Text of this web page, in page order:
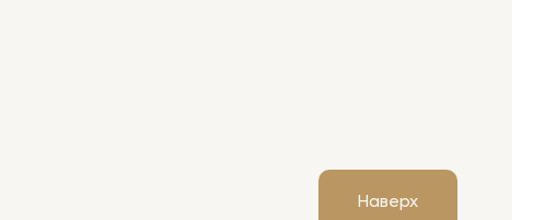
Наверх